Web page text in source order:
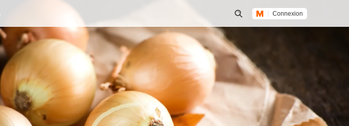
Lancer une recherche
Connexion